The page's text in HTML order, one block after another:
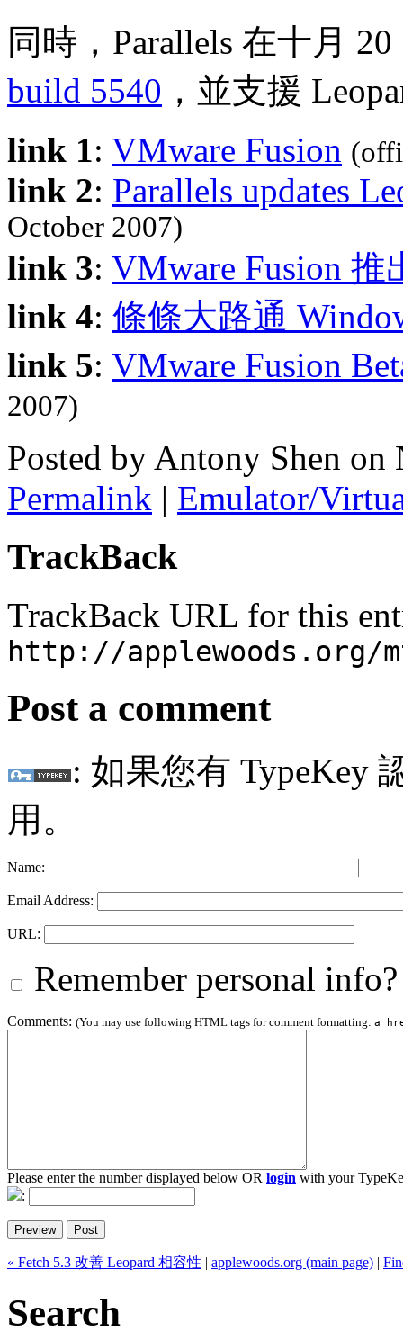
同時，Parallels 在十月
build 5540 ，並支援
link 1: VMware Fusion
link 2: Parallels updates
October 2007)
link 3: VMware Fusion 推
link 4: 條條大路通
link 5: VMware Fusion
2007)
Posted by Antony Shen
Permalink | Emulator/
TrackBack
TrackBack URL for this
http://applewoods.org/
Post a comment
: 如果您有 TypeKey
用。
Name:
Email Address:
URL:
Remember personal info?
Comments: (You may use following HTML tags for comment formatting: a
Please enter the number displayed below OR login with your
:
« Fetch 5.3 改善 Leopard 相容性 applewoods.org (main page)
Search